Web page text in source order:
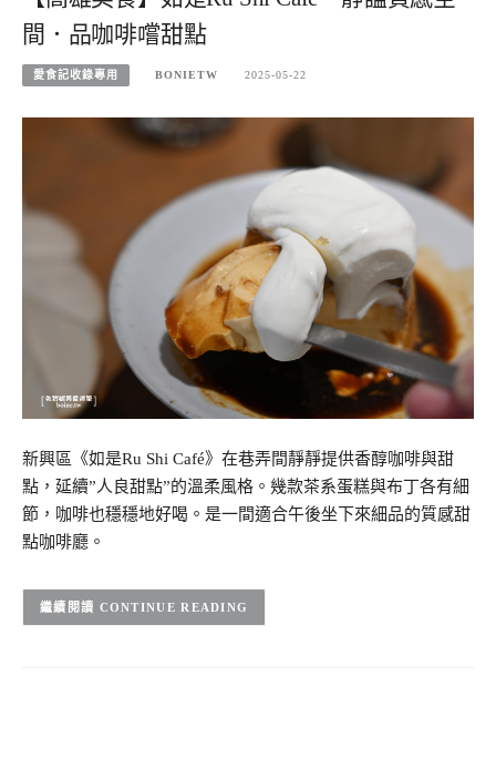
間．品咖啡嚐甜點
愛食記收錄專用 BONIETW 2025-05-22
新興區《如是Ru Shi Café》在巷弄間靜靜提供香醇咖啡與甜
點，延續”人良甜點”的溫柔風格。幾款茶系蛋糕與布丁各有細
節，咖啡也穩穩地好喝。是一間適合午後坐下來細品的質感甜
點咖啡廳。
CONTINUE READING